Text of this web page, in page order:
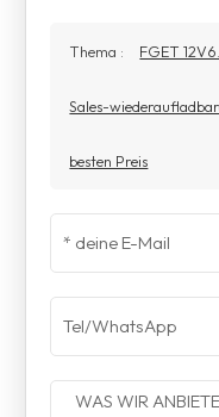
Thema : FGET
Sales-
besten Preis